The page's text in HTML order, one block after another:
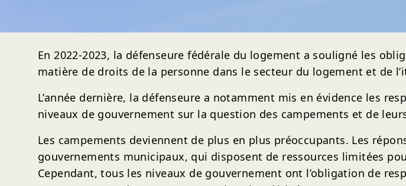
En 2022-2023, la défenseure fédérale du logement a souligné les
matière de droits de la personne dans le secteur du logement et de
L’année dernière, la défenseure a notamment mis en évidence les
niveaux de gouvernement sur la question des campements et de
Les campements deviennent de plus en plus préoccupants. Les
gouvernements municipaux, qui disposent de ressources limitées
Cependant, tous les niveaux de gouvernement ont l’obligation de